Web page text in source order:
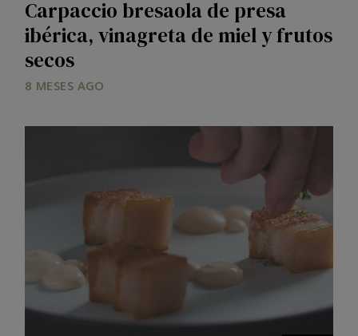
Carpaccio bresaola de presa
ibérica, vinagreta de miel y frutos
secos
8 MESES AGO